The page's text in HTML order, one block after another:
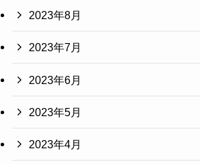
2023年8月
2023年7月
2023年6月
2023年5月
2023年4月